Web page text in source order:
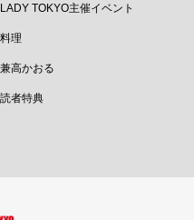
LADY TOKYO主催イベント
料理
兼高かおる
読者特典